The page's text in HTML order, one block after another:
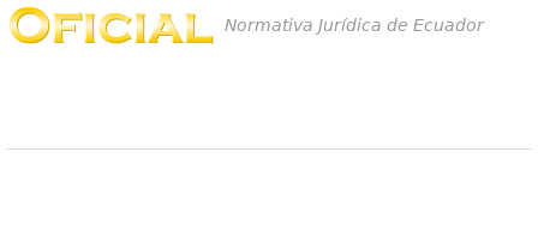
Normativa Jurídica de Ecuador